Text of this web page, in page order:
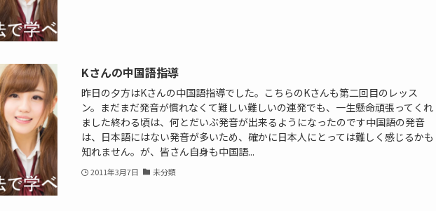
Kさんの中国語指導
昨日の夕方はKさんの中国語指導でした。こちらのKさんも第二回目のレッス
ン。まだまだ発音が慣れなくて難しい難しいの連発でも、一生懸命頑張ってくれ
ました終わる頃は、何とだいぶ発音が出来るようになったのです中国語の発音
は、日本語にはない発音が多いため、確かに日本人にとっては難しく感じるかも
知れません。が、皆さん自身も中国語...
2011年3月7日 未分類